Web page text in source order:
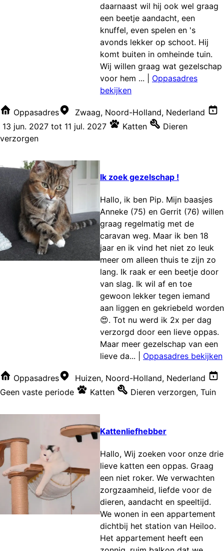
daarnaast wil hij ook wel graag
een beetje aandacht, een
knuffel, even spelen en 's
avonds lekker op schoot. Hij
komt buiten in omheinde tuin.
Wij willen graag wat gezelschap
voor hem ...
Oppasadres
bekijken
Oppasadres
Zwaag, Noord-Holland, Nederland
13 jun. 2027 tot 11 jul. 2027 Katten
Dieren
verzorgen
Ik zoek gezelschap !
Hallo, ik ben Pip. Mijn baasjes
Anneke (75) en Gerrit (76) willen
graag regelmatig met de
caravan weg. Maar ik ben 18
jaar en ik vind het niet zo leuk
meer om alleen thuis te zijn zo
lang. Ik raak er een beetje door
van slag. Ik wil af en toe
gewoon lekker tegen iemand
aan liggen en gekriebeld worden
😍. Tot nu werd ik 2x per dag
verzorgd door een lieve oppas.
Maar meer gezelschap van een
lieve da...
Oppasadres bekijken
Oppasadres
Huizen, Noord-Holland, Nederland
Geen vaste periode
Katten Dieren verzorgen, Tuin
Kattenliefhebber
Hallo, Wij zoeken voor onze drie
lieve katten een oppas. Graag
een niet roker. We verwachten
zorgzaamheid, liefde voor de
dieren, aandacht en speeltijd.
We wonen in een appartement
dichtbij het station van Heiloo.
Het appartement heeft een